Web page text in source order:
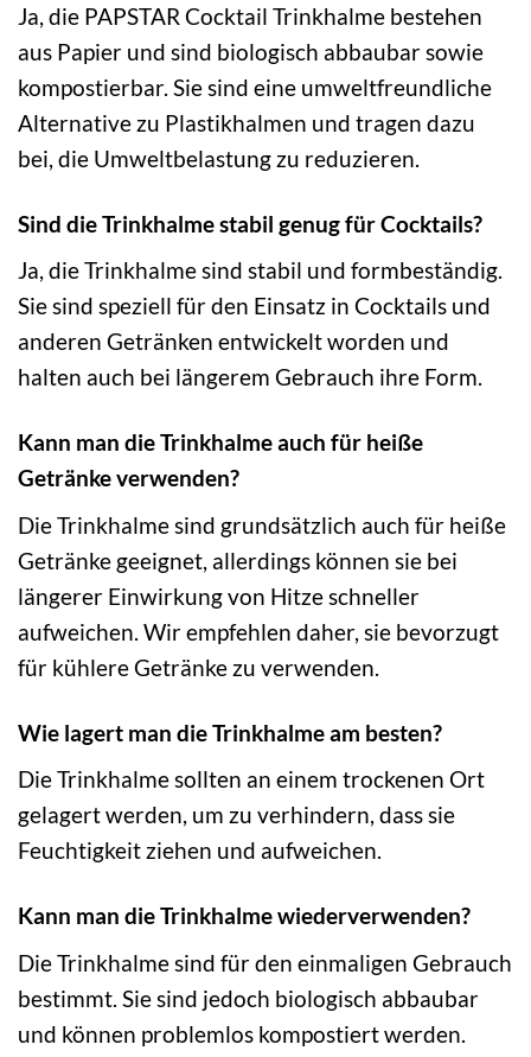
Ja, die PAPSTAR Cocktail Trinkhalme bestehen
aus Papier und sind biologisch abbaubar sowie
kompostierbar. Sie sind eine umweltfreundliche
Alternative zu Plastikhalmen und tragen dazu
bei, die Umweltbelastung zu reduzieren.
Sind die Trinkhalme stabil genug für Cocktails?
Ja, die Trinkhalme sind stabil und formbeständig.
Sie sind speziell für den Einsatz in Cocktails und
anderen Getränken entwickelt worden und
halten auch bei längerem Gebrauch ihre Form.
Kann man die Trinkhalme auch für heiße
Getränke verwenden?
Die Trinkhalme sind grundsätzlich auch für heiße
Getränke geeignet, allerdings können sie bei
längerer Einwirkung von Hitze schneller
aufweichen. Wir empfehlen daher, sie bevorzugt
für kühlere Getränke zu verwenden.
Wie lagert man die Trinkhalme am besten?
Die Trinkhalme sollten an einem trockenen Ort
gelagert werden, um zu verhindern, dass sie
Feuchtigkeit ziehen und aufweichen.
Kann man die Trinkhalme wiederverwenden?
Die Trinkhalme sind für den einmaligen Gebrauch
bestimmt. Sie sind jedoch biologisch abbaubar
und können problemlos kompostiert werden.